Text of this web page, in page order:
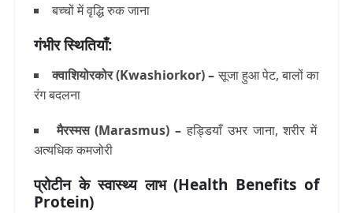
बच्चों में वृद्धि रुक जाना
गंभीर स्थितियाँ:
क्वाशियोरकोर (Kwashiorkor)– सूजा हुआ पेट, बालों का
रंग बदलना
मैरस्मस (Marasmus) –हड्डियाँ उभर जाना, शरीर में
अत्यधिक कमजोरी
प्रोटीन के स्वास्थ्य लाभ (Health Benefits of
Protein)